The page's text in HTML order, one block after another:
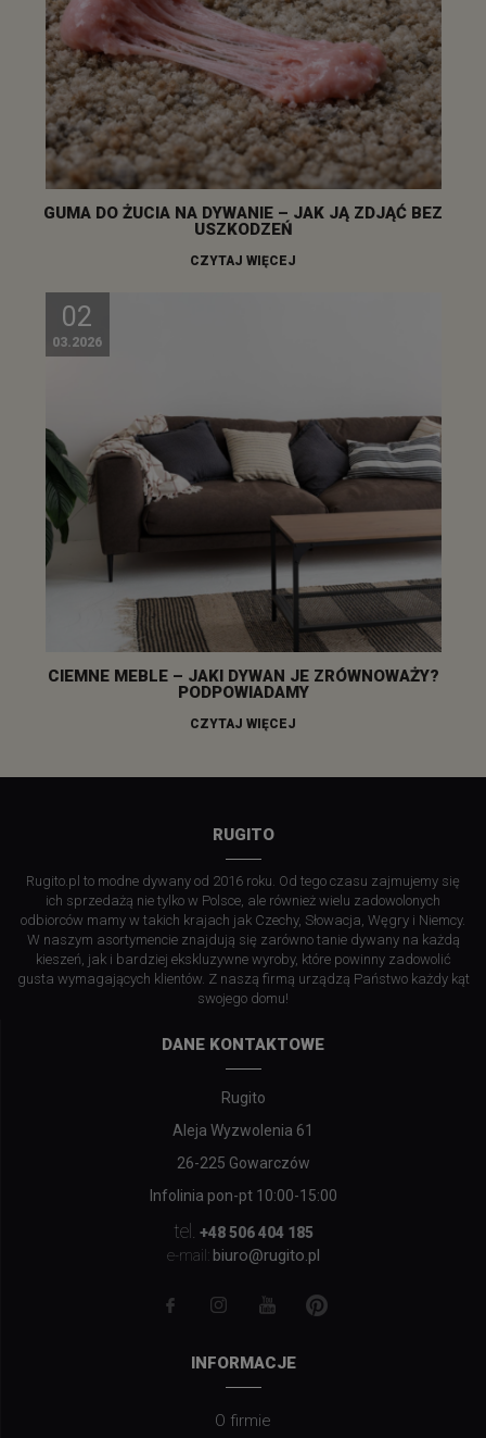
GUMA DO ŻUCIA NA DYWANIE – JAK JĄ ZDJĄĆ BEZ
USZKODZEŃ
CZYTAJ WIĘCEJ
02
03.2026
CIEMNE MEBLE – JAKI DYWAN JE ZRÓWNOWAŻY?
PODPOWIADAMY
CZYTAJ WIĘCEJ
RUGITO
Rugito.pl to modne dywany od 2016 roku. Od tego czasu zajmujemy się
ich sprzedażą nie tylko w Polsce, ale również wielu zadowolonych
odbiorców mamy w takich krajach jak Czechy, Słowacja, Węgry i Niemcy.
W naszym asortymencie znajdują się zarówno tanie dywany na każdą
kieszeń, jak i bardziej ekskluzywne wyroby, które powinny zadowolić
gusta wymagających klientów. Z naszą firmą urządzą Państwo każdy kąt
swojego domu!
DANE KONTAKTOWE
Rugito
Aleja Wyzwolenia 61
26-225 Gowarczów
Infolinia pon-pt 10:00-15:00
tel.
+48 506 404 185
e-mail: biuro@rugito.pl
INFORMACJE
O firmie